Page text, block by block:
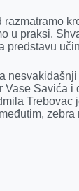
razmatramo
u praksi.
predstavu
Vase Savića i